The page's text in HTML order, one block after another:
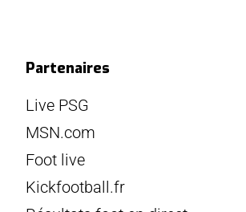
Partenaires
Live PSG
MSN.com
Foot live
Kickfootball.fr